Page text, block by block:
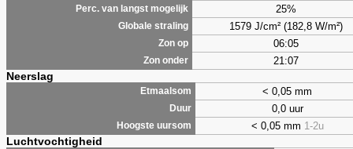
Perc. van langst mogelijk 25%
Globale straling 1579 J/cm² (182,8 W/m²)
Zon op 06:05
Zon onder 21:07
Neerslag
Etmaalsom < 0,05 mm
Duur 0,0 uur
Hoogste uursom < 0,05 mm 1-2u
Luchtvochtigheid